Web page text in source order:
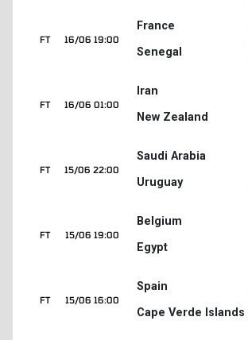
16/06 19:00
FT
France
Senegal
16/06 01:00
FT
Iran
New Zealand
15/06 22:00
FT
Saudi Arabia
Uruguay
15/06 19:00
FT
Belgium
Egypt
15/06 16:00
FT
Spain
Cape Verde Islands